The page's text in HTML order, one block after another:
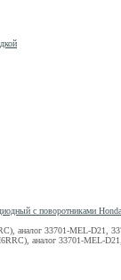
с поворотниками
аналог 33701-MEL-